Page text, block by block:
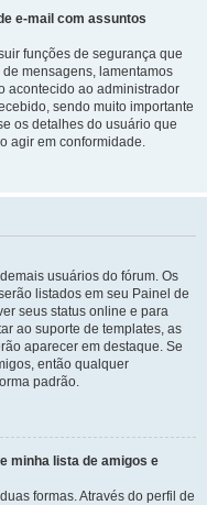
e-mail com assuntos
funções de segurança que
mensagens, lamentamos
acontecido ao administrador
sendo muito importante
os detalhes do usuário que
agir em conformidade.
usuários do fórum. Os
listados em seu Painel de
seus status online e para
ao suporte de templates, as
aparecer em destaque. Se
então qualquer
padrão.
minha lista de amigos e
formas. Através do perfil de